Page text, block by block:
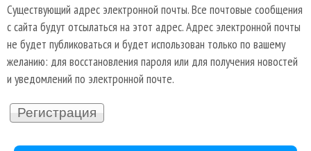
Существующий адрес электронной почты. Все почтовые сообщения
с сайта будут отсылаться на этот адрес. Адрес электронной почты
не будет публиковаться и будет использован только по вашему
желанию: для восстановления пароля или для получения новостей
и уведомлений по электронной почте.